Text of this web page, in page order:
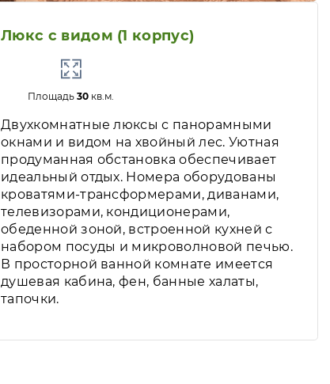
Люкс с видом (1 корпус)
Площадь30 кв.м.
Двухкомнатные люксы с панорамными
окнами и видом на хвойный лес. Уютная
продуманная обстановка обеспечивает
идеальный отдых. Номера оборудованы
кроватями-трансформерами, диванами,
телевизорами, кондиционерами,
обеденной зоной, встроенной кухней с
набором посуды и микроволновой печью.
В просторной ванной комнате имеется
душевая кабина, фен, банные халаты,
тапочки.